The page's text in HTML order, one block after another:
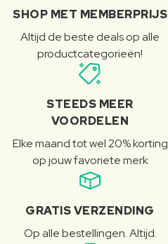
SHOP MET MEMBERPRIJS
Altijd de beste deals op alle
productcategorieën!
STEEDS MEER
VOORDELEN
Elke maand tot wel 20% korting
op jouw favoriete merk
GRATIS VERZENDING
Op alle bestellingen. Altijd.